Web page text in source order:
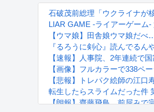
石破茂前総理「ウクライナが
LIAR GAME -ライアーゲーム
【ウマ娘】田舎娘ウマ娘だべ
『るろうに剣心』読んでる
【速報】人事院、2年連続で
【画像】フルカラーで338ペ
【悲報】トレパク絵師の江口
転生したらスライムだった件
【朗報】齋藤飛鳥、前屈みで